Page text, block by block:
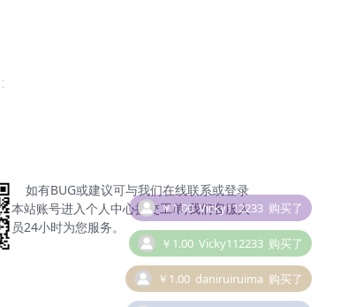
39
如有BUG或建议可与我们在线联系或登录
本站账号进入个人中心提交工单;我们客服人
员24小时为您服务。
￥1.00 Vicky112233 购买了
￥1.00 daniruiruima 购买了
￥1.00 daniruiruima 购买了